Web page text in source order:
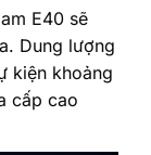
E40 sẽ
Dung lượng
kiện khoảng
cấp cao